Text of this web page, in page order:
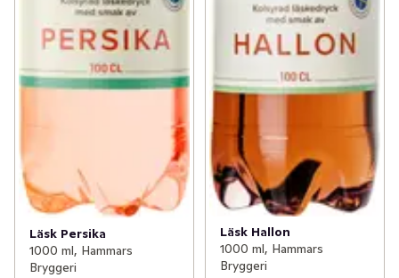
Läsk Persika
1000 ml, Hammars
Bryggeri
Läsk Hallon
1000 ml, Hammars
Bryggeri